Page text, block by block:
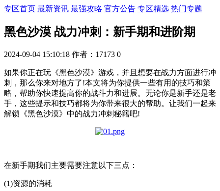
专区首页 最新资讯 最强攻略 官方公告 专区精选 热门专题
黑色沙漠 战力冲刺：新手期和进阶期
2024-09-04 15:10:18 作者：17173 0
如果你正在玩《黑色沙漠》游戏，并且想要在战力方面进行冲
刺，那么你来对地方了!本文将为你提供一些有用的技巧和策
略，帮助你快速提高你的战斗力和进展。无论你是新手还是老
手，这些提示和技巧都将为你带来很大的帮助。让我们一起来
解锁《黑色沙漠》中的战力冲刺秘籍吧!
在新手期我们主要需要注意以下三点：
(1)资源的消耗